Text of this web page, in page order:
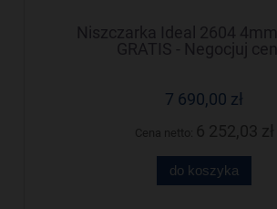
Niszczarka Ideal 2604
GRATIS - Negocjuj
7 690,00 zł
do koszyka